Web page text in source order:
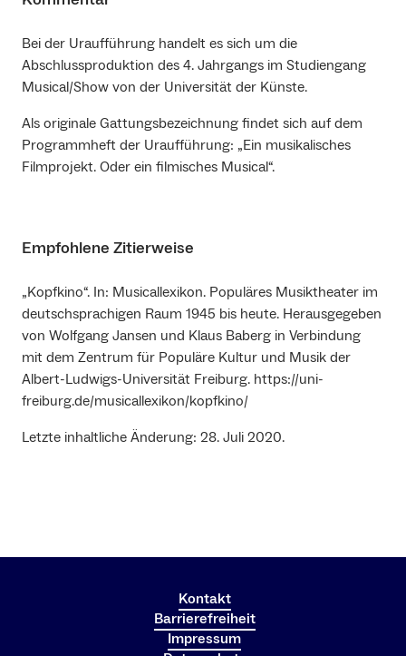
Bei der Uraufführung handelt es sich um die
Abschlussproduktion des 4. Jahrgangs im Studiengang
Musical/Show von der Universität der Künste.
Als originale Gattungsbezeichnung findet sich auf dem
Programmheft der Uraufführung: „Ein musikalisches
Filmprojekt. Oder ein filmisches Musical“.
Empfohlene Zitierweise
„Kopfkino“. In: Musicallexikon. Populäres Musiktheater im
deutschsprachigen Raum 1945 bis heute. Herausgegeben
von Wolfgang Jansen und Klaus Baberg in Verbindung
mit dem Zentrum für Populäre Kultur und Musik der
Albert-Ludwigs-Universität Freiburg. https://uni-
freiburg.de/musicallexikon/kopfkino/
Letzte inhaltliche Änderung: 28. Juli 2020.
Kontakt
Barrierefreiheit
Impressum